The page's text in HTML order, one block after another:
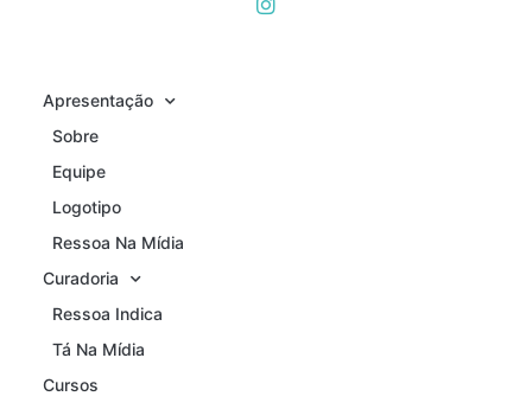
Apresentação
Sobre
Equipe
Logotipo
Ressoa Na Mídia
Curadoria
Ressoa Indica
Tá Na Mídia
Cursos